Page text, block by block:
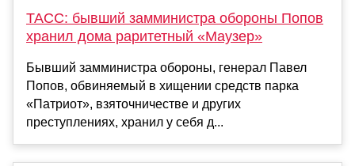
ТАСС: бывший замминистра обороны Попов
хранил дома раритетный «Маузер»
Бывший замминистра обороны, генерал Павел
Попов, обвиняемый в хищении средств парка
«Патриот», взяточничестве и других
преступлениях, хранил у себя д...